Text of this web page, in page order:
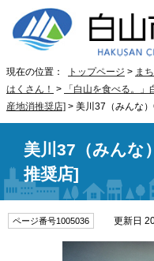
現在の位置： トップページ > ま
はくさん！ > 「白山を食べる。
産地消推奨店] > 美川37（みんな
美川37（みん
推奨店]
ページ番号1005036 更新日